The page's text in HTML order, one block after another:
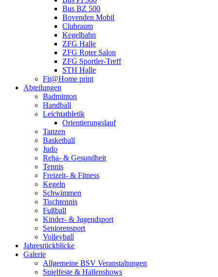
Bus BZ 500
Bovenden Mobil
Clubraum
Kegelbahn
ZFG Halle
ZFG Roter Salon
ZFG Sportler-Treff
STH Halle
Fit@Home print
Abteilungen
Badminton
Handball
Leichtathletik
Orientierungslauf
Tanzen
Basketball
Judo
Reha- & Gesundheit
Tennis
Freizeit- & Fitness
Kegeln
Schwimmen
Tischtennis
Fußball
Kinder- & Jugendsport
Seniorensport
Volleyball
Jahresrückblicke
Galerie
Allgemeine BSV Veranstaltungen
Spielfeste & Hallenshows